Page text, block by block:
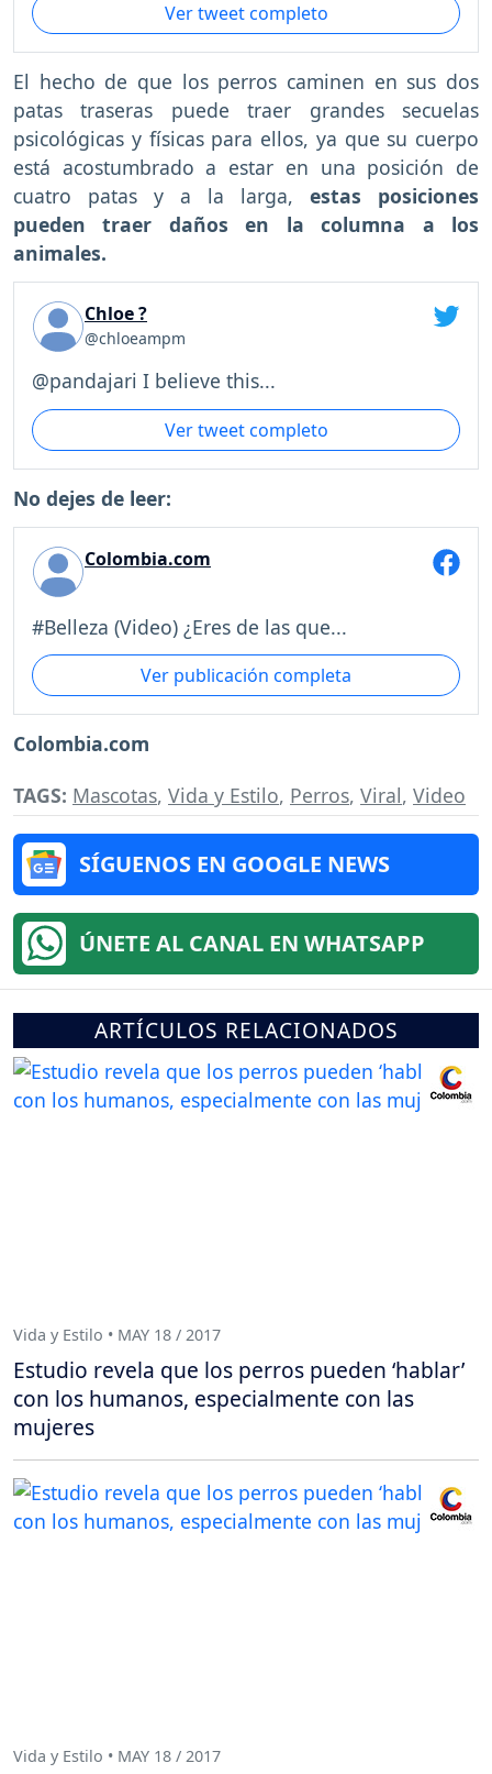
Ver tweet completo
El hecho de que los perros caminen en sus dos
patas traseras puede traer grandes secuelas
psicológicas y físicas para ellos, ya que su cuerpo
está acostumbrado a estar en una posición de
cuatro patas y a la larga, estas posiciones
pueden traer daños en la columna a los
animales.
Chloe ?
@chloeampm
@pandajari I believe this...
Ver tweet completo
No dejes de leer:
Colombia.com
#Belleza (Video) ¿Eres de las que...
Ver publicación completa
Colombia.com
TAGS: Mascotas, Vida y Estilo, Perros, Viral, Video
SÍGUENOS EN GOOGLE NEWS
ÚNETE AL CANAL EN WHATSAPP
ARTÍCULOS RELACIONADOS
Vida y Estilo • MAY 18 / 2017
Estudio revela que los perros pueden ‘hablar’
con los humanos, especialmente con las
mujeres
Vida y Estilo • MAY 18 / 2017